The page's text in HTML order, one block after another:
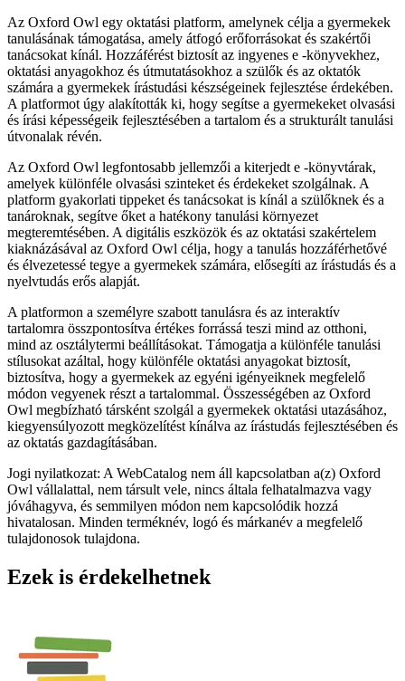
Az Oxford Owl egy oktatási platform, amelynek célja a gyermekek
tanulásának támogatása, amely átfogó erőforrásokat és szakértői
tanácsokat kínál. Hozzáférést biztosít az ingyenes e -könyvekhez,
oktatási anyagokhoz és útmutatásokhoz a szülők és az oktatók
számára a gyermekek írástudási készségeinek fejlesztése érdekében.
A platformot úgy alakították ki, hogy segítse a gyermekeket olvasási
és írási képességeik fejlesztésében a tartalom és a strukturált tanulási
útvonalak révén.
Az Oxford Owl legfontosabb jellemzői a kiterjedt e -könyvtárak,
amelyek különféle olvasási szinteket és érdekeket szolgálnak. A
platform gyakorlati tippeket és tanácsokat is kínál a szülőknek és a
tanároknak, segítve őket a hatékony tanulási környezet
megteremtésében. A digitális eszközök és az oktatási szakértelem
kiaknázásával az Oxford Owl célja, hogy a tanulás hozzáférhetővé
és élvezetessé tegye a gyermekek számára, elősegíti az írástudás és a
nyelvtudás erős alapját.
A platformon a személyre szabott tanulásra és az interaktív
tartalomra összpontosítva értékes forrássá teszi mind az otthoni,
mind az osztálytermi beállításokat. Támogatja a különféle tanulási
stílusokat azáltal, hogy különféle oktatási anyagokat biztosít,
biztosítva, hogy a gyermekek az egyéni igényeiknek megfelelő
módon vegyenek részt a tartalommal. Összességében az Oxford
Owl megbízható társként szolgál a gyermekek oktatási utazásához,
kiegyensúlyozott megközelítést kínálva az írástudás fejlesztésében és
az oktatás gazdagításában.
Jogi nyilatkozat: A WebCatalog nem áll kapcsolatban a(z) Oxford
Owl vállalattal, nem társult vele, nincs általa felhatalmazva vagy
jóváhagyva, és semmilyen módon nem kapcsolódik hozzá
hivatalosan. Minden terméknév, logó és márkanév a megfelelő
tulajdonosok tulajdona.
Ezek is érdekelhetnek